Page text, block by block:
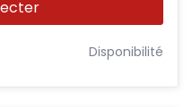
Disponibilité